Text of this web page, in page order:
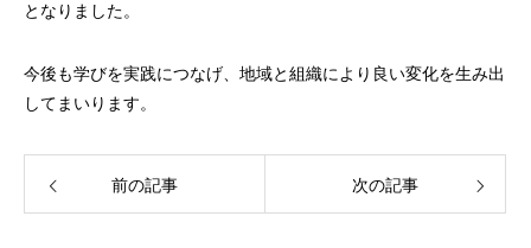
となりました。
今後も学びを実践につなげ、地域と組織により良い変化を生み出
してまいります。
前の記事 次の記事